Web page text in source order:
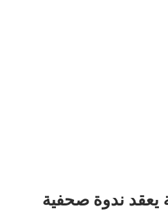
ندوة صحفية